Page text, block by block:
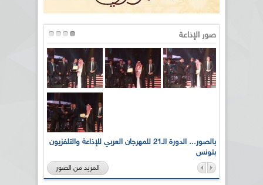
صور الإذاعة
بالصور... الدورة الـ21 للمهرجان العربي للإذاعة والتلفزيون
بتونس
المزيد من الصور